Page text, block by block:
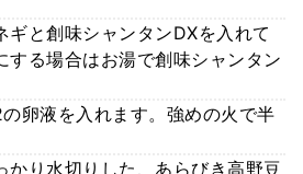
ギと創味シャンタンDXを入れて
する場合はお湯で創味シャンタン
卵液を入れます。強めの火で半
かり水切りした、あらびき高野豆